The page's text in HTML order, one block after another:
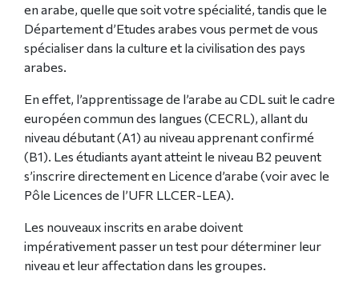
en arabe, quelle que soit votre spécialité, tandis que le
Département d’Etudes arabes vous permet de vous
spécialiser dans la culture et la civilisation des pays
arabes.
En effet, l’apprentissage de l’arabe au CDL suit le cadre
européen commun des langues (CECRL), allant du
niveau débutant (A1) au niveau apprenant confirmé
(B1). Les étudiants ayant atteint le niveau B2 peuvent
s’inscrire directement en Licence d’arabe (voir avec le
Pôle Licences de l’UFR LLCER-LEA).
Les nouveaux inscrits en arabe doivent
impérativement passer un test pour déterminer leur
niveau et leur affectation dans les groupes.